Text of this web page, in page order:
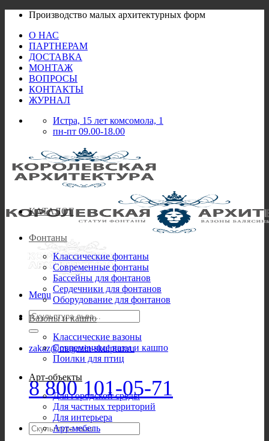
Skip
content
Производство малых архитектурных форм
О НАС
ПАРТНЕРАМ
ДОСТАВКА
МОНТАЖ
ВОПРОСЫ
КОНТАКТЫ
ЖУРНАЛ
Истра, 15 лет комсомола, 1
пн-пт 09.00-18.00
Menu
Искать:
zakaz@magazin-skulptur.ru
8 800 101-05-71
Искать:
КАТАЛОГ
Фонтаны
Классические фонтаны
Современные фонтаны
Бассейны для фонтанов
Сердечники для фонтанов
Оборудование для фонтанов
Вазоны и кашпо
Классические вазоны
Современные вазы и кашпо
Поилки для птиц
Арт-объекты
Для городской среды
Для частных территорий
Для интерьера
Арт-мебель